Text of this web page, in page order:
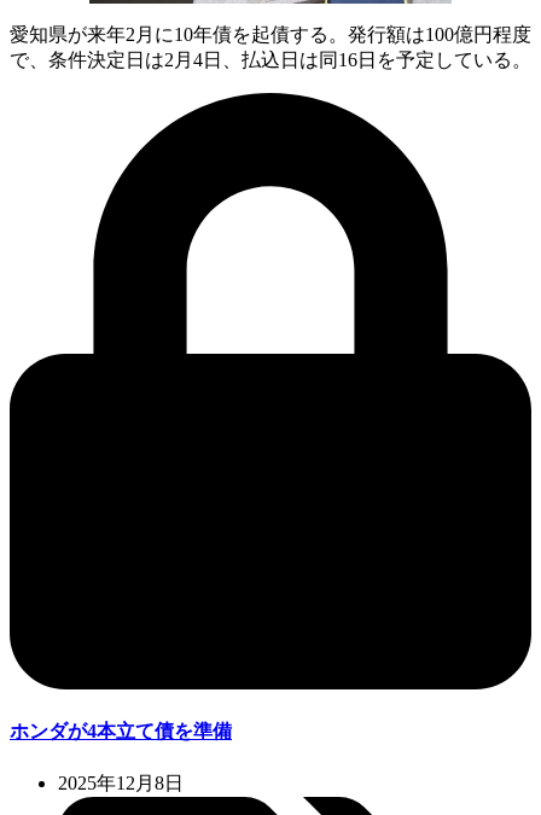
愛知県が来年2月に10年債を起債する。発行額は100億円程度
で、条件決定日は2月4日、払込日は同16日を予定している。
ホンダが4本立て債を準備
2025年12月8日